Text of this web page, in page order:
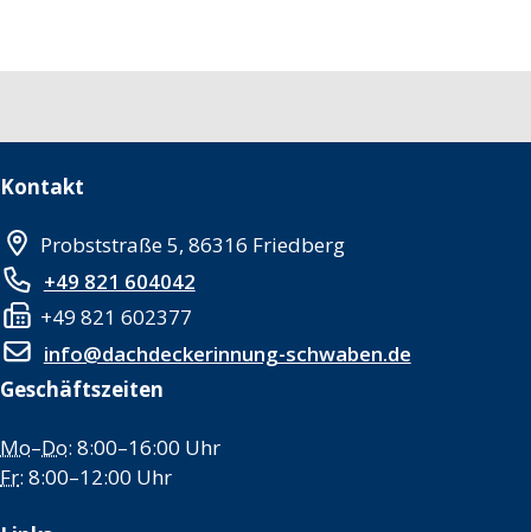
Kontakt
Probststraße 5, 86316 Friedberg
+49 821 604042
+49 821 602377
info@dachdeckerinnung-schwaben.de
Geschäftszeiten
Mo–Do: 8:00–16:00 Uhr
Fr: 8:00–12:00 Uhr